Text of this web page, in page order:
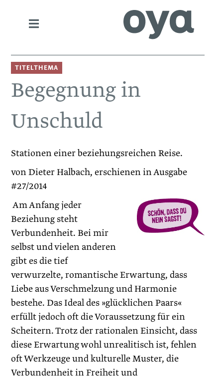
TITELTHEMA
Begegnung in
Unschuld
Stationen einer beziehungsreichen Reise.
von Dieter Halbach, erschienen in Ausgabe
#27/2014
Am Anfang jeder
Beziehung steht
Verbundenheit. Bei mir
selbst und vielen anderen
gibt es die tief
verwurzelte, romantische Erwartung, dass
Liebe aus Verschmelzung und Harmonie
bestehe. Das Ideal des »glücklichen Paars«
erfüllt jedoch oft die Voraussetzung für ein
Scheitern. Trotz der rationalen Einsicht, dass
diese Erwartung wohl unrealitisch ist, fehlen
oft Werkzeuge und kulturelle Muster, die
Verbundenheit in Freiheit und